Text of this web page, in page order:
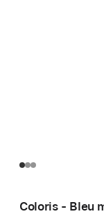
Coloris - Bleu